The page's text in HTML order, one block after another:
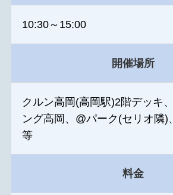
10:30～15:00
開催場所
クルン高岡(高岡駅)2階デッキ
ング高岡、@パーク(セリオ隣)
等
料金